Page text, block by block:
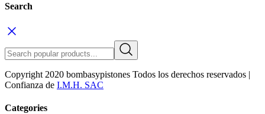
Search
Copyright 2020 bombasypistones Todos los derechos reservados |
Confianza de I.M.H. SAC
Categories